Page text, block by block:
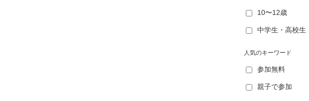
10〜12歳
中学生・高校生
人気のキーワード
参加無料
親子で参加